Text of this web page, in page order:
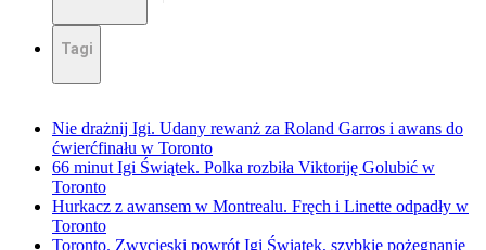
Tagi
Nie drażnij Igi. Udany rewanż za Roland Garros i awans do
ćwierćfinału w Toronto
66 minut Igi Świątek. Polka rozbiła Viktoriję Golubić w
Toronto
Hurkacz z awansem w Montrealu. Fręch i Linette odpadły w
Toronto
Toronto. Zwycięski powrót Igi Świątek, szybkie pożegnanie